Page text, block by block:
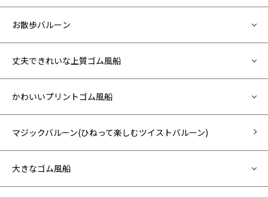
お散歩バルーン
丈夫できれいな上質ゴム風船
かわいいプリントゴム風船
マジックバルーン(ひねって楽しむツイストバルーン)
大きなゴム風船